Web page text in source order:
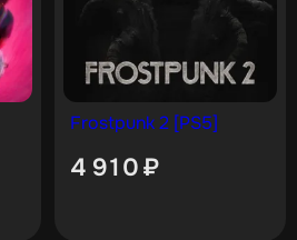
Frostpunk 2 [PS5]
4 910₽